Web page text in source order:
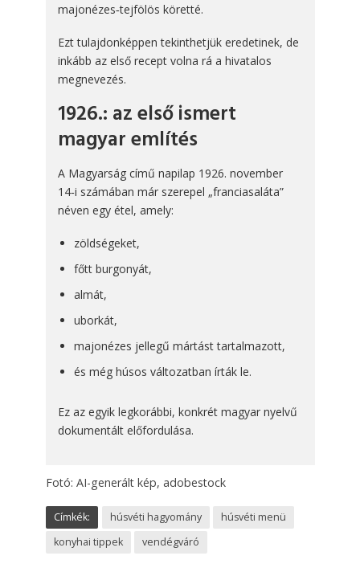
majonézes‑tejfölös köretté.
Ezt tulajdonképpen tekinthetjük eredetinek, de
inkább az első recept volna rá a hivatalos
megnevezés.
1926.: az első ismert
magyar említés
A Magyarság című napilap 1926. november
14‑i számában már szerepel „franciasaláta”
néven egy étel, amely:
zöldségeket,
főtt burgonyát,
almát,
uborkát,
majonézes jellegű mártást tartalmazott,
és még húsos változatban írták le.
Ez az egyik legkorábbi, konkrét magyar nyelvű
dokumentált előfordulása.
Fotó: AI-generált kép, adobestock
Címkék: húsvéti hagyomány
húsvéti menü
konyhai tippek
vendégváró